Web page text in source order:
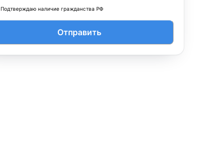
Подтверждаю наличие гражданства РФ
Отправить